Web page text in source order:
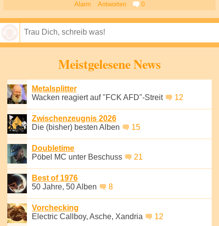
Alarm Antworten 0
Meistgelesene News
Metalsplitter
Wacken reagiert auf "FCK AFD"-Streit
12
Zwischenzeugnis 2026
Die (bisher) besten Alben
15
Doubletime
Pöbel MC unter Beschuss
21
Best of 1976
50 Jahre, 50 Alben
8
Vorchecking
Electric Callboy, Asche, Xandria
12